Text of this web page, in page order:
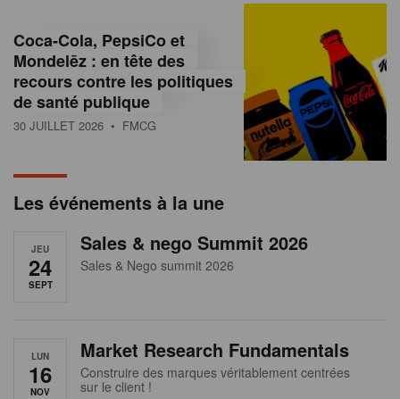
e
e
a
Coca-Cola, PepsiCo et
Mondelēz : en tête des
recours contre les politiques
de santé publique
30 JUILLET 2026 • FMCG
Les événements à la une
JEU
24
SEPT
Sales & nego Summit 2026
Sales & Nego summit 2026
LUN
16
NOV
Market Research Fundamentals
Construire des marques véritablement centrées
sur le client !